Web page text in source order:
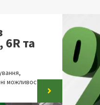
та
можливості